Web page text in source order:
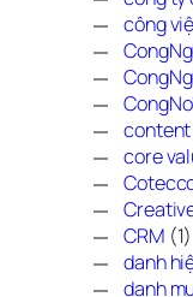
công
content
core
CRM (1)
danh
danh